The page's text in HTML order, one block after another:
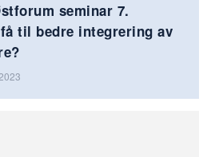
seminar 7.
til bedre integrering av